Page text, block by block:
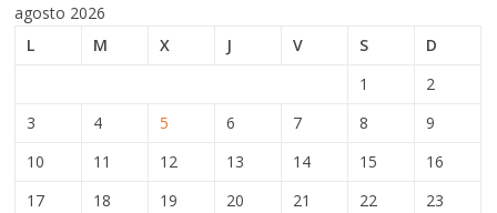
agosto 2026
L
M X J V S
D
1
2
3
4 5 6 7 8
9
10
11 12 13 14 15
16
17
18 19 20 21 22
23